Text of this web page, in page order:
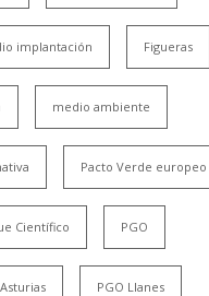
implantación Figueras
medio ambiente
Pacto Verde europeo
Científico PGO
PGO Llanes